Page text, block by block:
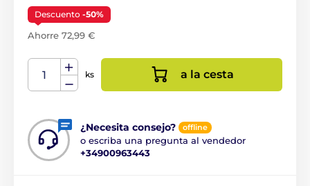
Descuento -50%
Ahorre 72,99 €
ks a la cesta
¿Necesita consejo? offline
o escriba una pregunta al vendedor
+34900963443